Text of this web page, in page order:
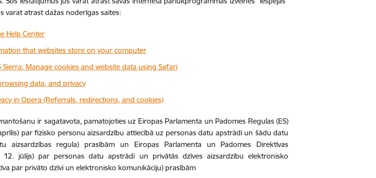
varat atrast dažas noderīgas saites:
Help Center
that websites store on your computer
Sierra: Manage cookies and website data using Safari
data, and privacy
in Opera (Referrals, redirections, and cookies)
ir sagatavota, pamatojoties uz Eiropas Parlamenta un Padomes Regulas (ES)
par fizisko personu aizsardzību attiecībā uz personas datu apstrādi un šādu datu
aizsardzības regula) prasībām un Eiropas Parlamenta un Padomes Direktīvas
jūlijs) par personas datu apstrādi un privātās dzīves aizsardzību elektronisko
par privāto dzīvi un elektronisko komunikāciju) prasībām